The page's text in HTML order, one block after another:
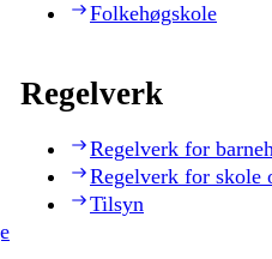
Folkehøgskole
Regelverk
Regelverk for
Regelverk for skole
Tilsyn